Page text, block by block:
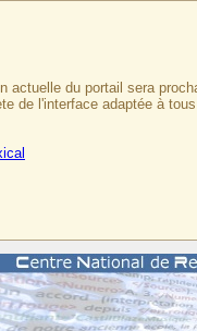
du portail sera
de l'interface adaptée à